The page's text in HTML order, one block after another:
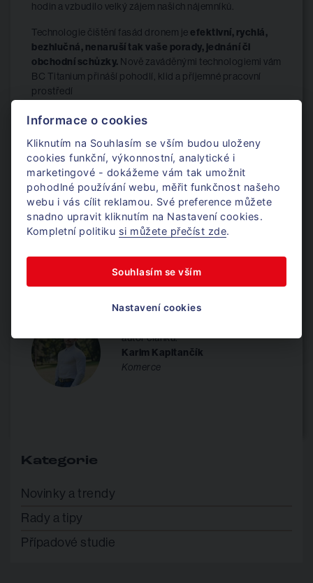
hodin a vzbudilo velký zájem našich nájemníků.
Technologie čištění fasád dronem je efektivní, rychlá,
bezhlučná, nenaruší tak vaše porady, jednání či
obchodní schůzky. Nově zaváděnými technologiemi vám
BC Titanium přináší pohodlí, klid a příjemné pracovní
prostředí
Zdroj: Zpravodaj TITANIUM
autor článku:
Karim Kapitančík
Komerce
Kategorie
Novinky a trendy
Rady a tipy
Případové studie
Informace o cookies
Kliknutím na Souhlasím se vším budou uloženy
cookies funkční, výkonnostní, analytické i
marketingové - dokážeme vám tak umožnit
pohodlné používání webu, měřit funkčnost našeho
webu i vás cílit reklamou. Své preference můžete
snadno upravit kliknutím na Nastavení cookies.
Kompletní politiku si můžete přečíst zde.
Souhlasím se vším
Nastavení cookies